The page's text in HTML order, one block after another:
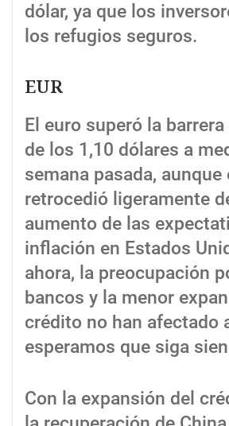
dólar, ya que los
los refugios seguros.
EUR
El euro superó la
de los 1,10 dólares a
semana pasada, aunque
retrocedió ligeramente
aumento de las
inflación en Estados
ahora, la preocupación
bancos y la menor
crédito no han afectado
esperamos que siga
Con la expansión del